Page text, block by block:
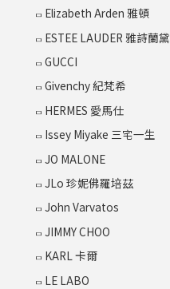
Elizabeth Arden 雅頓
ESTEE LAUDER 雅詩蘭黛
GUCCI
Givenchy 紀梵希
HERMES 愛馬仕
Issey Miyake 三宅一生
JO MALONE
JLo 珍妮佛羅培茲
John Varvatos
JIMMY CHOO
KARL 卡爾
LE LABO